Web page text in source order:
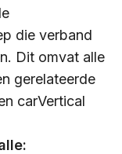
die verband
Dit omvat alle
gerelateerde
carVertical